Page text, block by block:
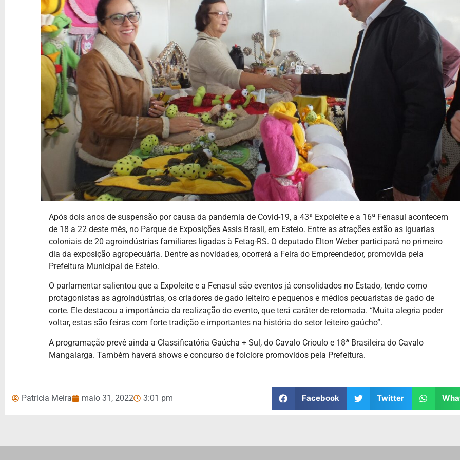
Após dois anos de suspensão por causa da pandemia de Covid-19, a 43ª Expoleite e a 16ª Fenasul acontecem
de 18 a 22 deste mês, no Parque de Exposições Assis Brasil, em Esteio. Entre as atrações estão as iguarias
coloniais de 20 agroindústrias familiares ligadas à Fetag-RS. O deputado Elton Weber participará no primeiro
dia da exposição agropecuária. Dentre as novidades, ocorrerá a Feira do Empreendedor, promovida pela
Prefeitura Municipal de Esteio.
O parlamentar salientou que a Expoleite e a Fenasul são eventos já consolidados no Estado, tendo como
protagonistas as agroindústrias, os criadores de gado leiteiro e pequenos e médios pecuaristas de gado de
corte. Ele destacou a importância da realização do evento, que terá caráter de retomada. “Muita alegria poder
voltar, estas são feiras com forte tradição e importantes na história do setor leiteiro gaúcho”.
A programação prevê ainda a Classificatória Gaúcha + Sul, do Cavalo Crioulo e 18ª Brasileira do Cavalo
Mangalarga. Também haverá shows e concurso de folclore promovidos pela Prefeitura.
Patricia Meira maio 31, 2022 3:01 pm Facebook Twitter